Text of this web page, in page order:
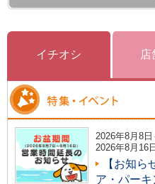
イチオシ 店
2026年8月8日
2026年8月16日
【お知ら
ア・パー